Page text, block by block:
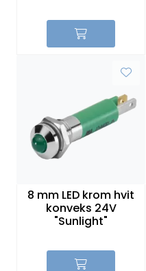
8 mm LED krom hvit
konveks 24V
"Sunlight"